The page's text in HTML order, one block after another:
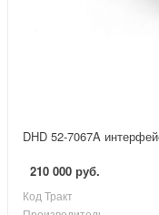
DHD 52-7067A
210 000 руб.
Код Тракт